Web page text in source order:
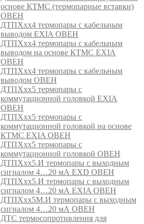
основе КТМС (термопарные вставки)
ОВЕН
ДТПХхх4 термопары с кабельным
выводом EXIA ОВЕН
ДТПХхх4 термопары с кабельным
выводом на основе КТМС EXIA
ОВЕН
ДТПХхх4 термопары с кабельным
выводом ОВЕН
ДТПХхх5 термопары с
коммутационной головкой EXIA
ОВЕН
ДТПХхх5 термопары с
коммутационной головкой на основе
КТМС EXIA ОВЕН
ДТПХхх5 термопары с
коммутационной головкой ОВЕН
ДТПХхх5.И термопары с выходным
сигналом 4…20 мА EXD ОВЕН
ДТПХхх5.И термопары с выходным
сигналом 4…20 мА EXIA ОВЕН
ДТПХхх5М.И термопары с выходным
сигналом 4…20 мА ОВЕН
ДТС термосопротивления для